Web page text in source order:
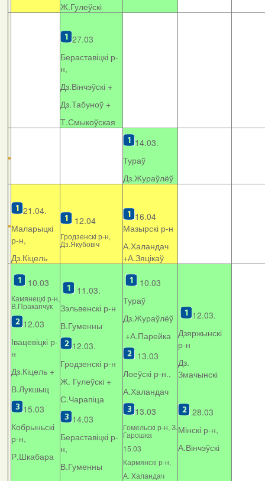
Ж.Гулеўскі
27.03
Бераставіцкі р-
н,
Дз.Вінчэўскі +
Дз.Табуноў +
Т.Смыкоўская
14.03.
Тураў
Дз.Жураўлёў
21.04.
Маларыцкі
р-н,
Дз.Кіцель
12.04
Гродзенскі р-н,
Дз.Якубовіч
16.04
Мазырскі р-н
А.Халандач
+А.Зяцікаў
10.03
Камянецкі р-н,
В.Пракапчук
12.03
Івацевіцкі р-
н
Дз.Кіцель +
В.Лукшыц
15.03
Кобрыньскі
р-н,
Р.Шкабара
11.03.
Зэльвенскі р-н
В.Гуменны
12.03.
Гродзенскі р-н
Ж. Гулеўскі +
С.Чарапіца
14.03
Бераставіцкі р-
н,
В.Гуменны
10.03
Тураў
Дз.Жураўлёў
+А.Парейка
13.03
Лоеўскі р-н.,
А.Халандач
13.03
Гомельскі р-н, З.
Гарошка
15.03
Кармянскі р-н,
А. Xаландач
12.03.
Дзяржынскі
р-н
Дз.
Змачынскі
28.03
Мінскі р-н,
А.Вінчэўскі